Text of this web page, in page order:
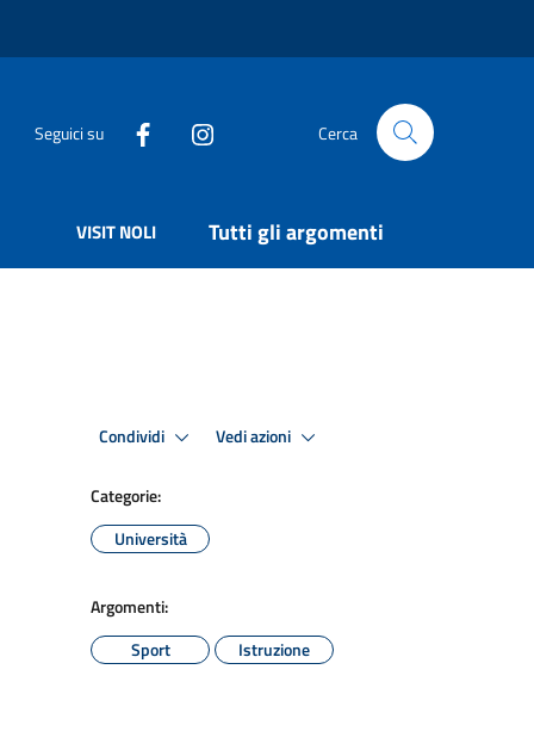
Seguici su Cerca
VISIT NOLI Tutti gli argomenti
Condividi Vedi azioni
Categorie:
Università
Argomenti:
Sport
Istruzione